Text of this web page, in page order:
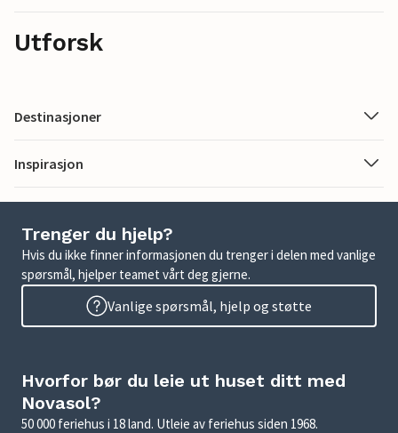
Utforsk
Destinasjoner
Inspirasjon
Trenger du hjelp?
Hvis du ikke finner informasjonen du trenger i delen med vanlige
spørsmål, hjelper teamet vårt deg gjerne.
Vanlige spørsmål, hjelp og støtte
Hvorfor bør du leie ut huset ditt med
Novasol?
50 000 feriehus i 18 land. Utleie av feriehus siden 1968.